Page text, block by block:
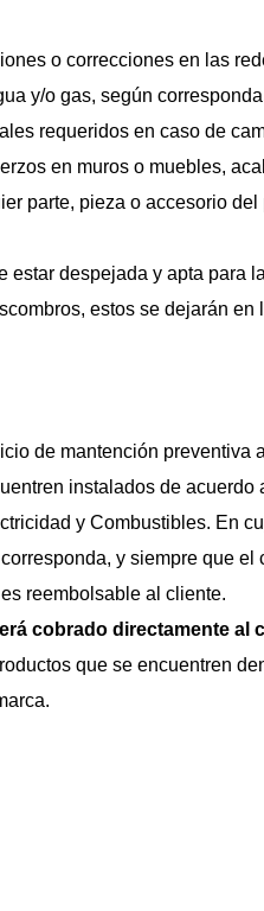
o correcciones en las
y/o gas, según
requeridos en caso de
en muros o muebles,
parte, pieza o accesorio
estar despejada y apta para
estos se dejarán
de mantención preventiva
instalados de acuerdo
y Combustibles. En
y siempre que el
reembolsable al cliente.
cobrado directamente al
que se encuentren